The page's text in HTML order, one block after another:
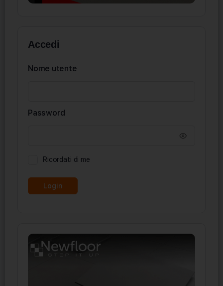
Accedi
Nome utente
Password
Ricordati di me